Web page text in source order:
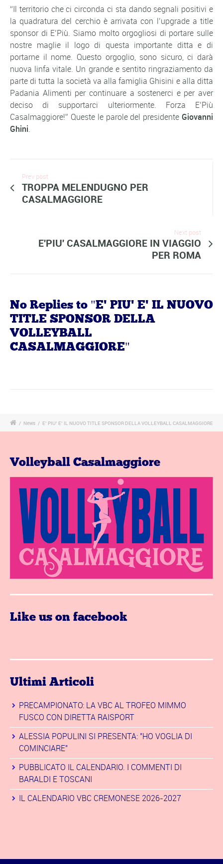
“Il territorio che ci circonda ci sta dando segnali positivi e
la quadratura del cerchio è arrivata con l’upgrade a title
sponsor di E’Più. Siamo molto orgogliosi di portare sulle
nostre maglie il logo di questa importante ditta e di
portarne il nome. Questo orgoglio, sono sicuro, ci darà
nuova linfa vitale. Un grande e sentito ringraziamento da
parte di tutta la società va alla famiglia Ghisini e alla ditta
Padania Alimenti per continuare a sostenerci e per aver
deciso di supportarci ulteriormente. Forza E’Più
Casalmaggiore!” Queste le parole del presidente Giovanni
Ghini.
Prev post
TROPPA MELENDUGNO PER
CASALMAGGIORE
Next post
E'PIU' CASALMAGGIORE IN VIAGGIO
PER ROMA
No Replies to "E' PIU' E' IL NUOVO
TITLE SPONSOR DELLA
VOLLEYBALL
CASALMAGGIORE"
/ News / E’ PIU’ E’ IL NUOVO TITLE SPONSOR DELLA VOLLEYBALL CASALMAGGIORE
Volleyball Casalmaggiore
Like us on facebook
Ultimi Articoli
PRECAMPIONATO: LA VBC AL TROFEO MIMMO
FUSCO CON DIRETTA RAISPORT
ALESSIA POPULINI SI PRESENTA: "HO VOGLIA DI
COMINCIARE"
PUBBLICATO IL CALENDARIO. I COMMENTI DI
BARALDI E TOSCANI
IL CALENDARIO VBC CREMONESE 2026-2027